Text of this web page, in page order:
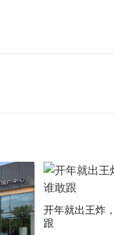
开年就出王炸
跟